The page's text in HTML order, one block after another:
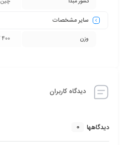
سایر مشخصات
وزن 400 گرم
دیدگاه کاربران
دیدگاهها 0